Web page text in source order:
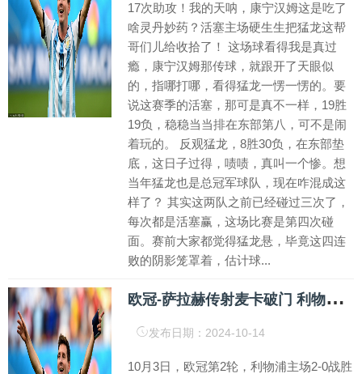
17次助攻！我的天呐，康宁汉姆这是吃了
啥灵丹妙药？活塞主场硬生生把猛龙这帮
哥们儿给收拾了！ 这场球看得我是真过
瘾，康宁汉姆那传球，就跟开了天眼似
的，指哪打哪，看得猛龙一愣一愣的。要
说这赛季的活塞，那可是真不一样，19胜
19负，稳稳当当排在东部第八，可不是闹
着玩的。 反观猛龙，8胜30负，在东部垫
底，这日子过得，啧啧，真叫一个惨。想
当年猛龙也是总冠军球队，现在咋混成这
样了？ 其实这两队之前已经碰过三次了，
每次都是活塞赢，这场比赛是第四次碰
面。赛前大家都觉得猛龙悬，毕竟这四连
败的阴影笼罩着，估计球...
欧
冠-萨拉赫传射麦卡破门 利物浦2-0博洛尼亚
发布日期：2024-10-14
10月3日，欧冠第2轮，利物浦主场2-0战胜